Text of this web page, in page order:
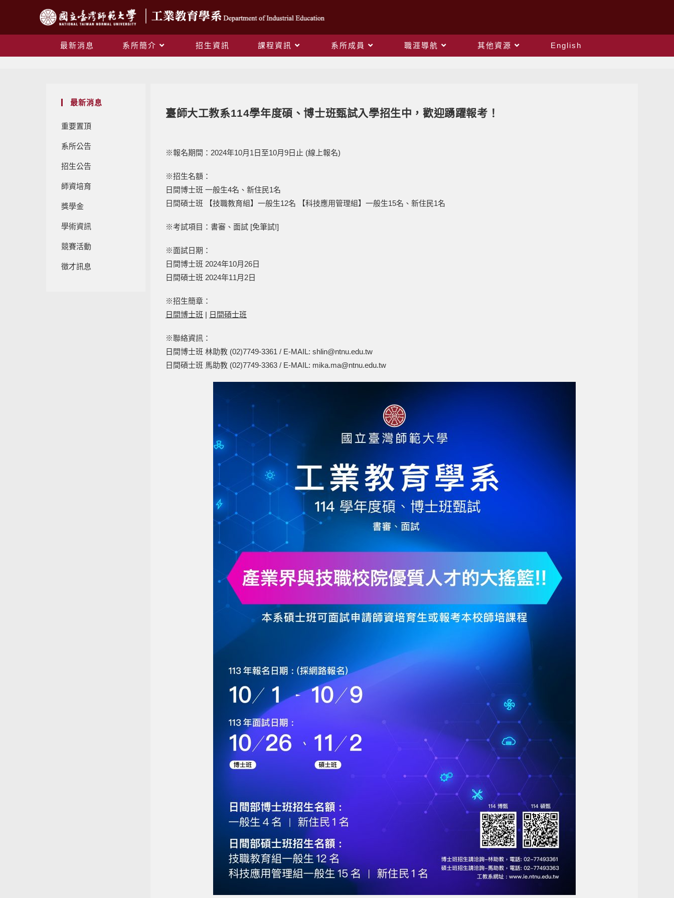
最新消息 系所簡介 招生資訊 課程資訊 系所成員 職涯導航 其他資源
English
最新消息
重要置頂
系所公告
招生公告
師資培育
獎學金
學術資訊
競賽活動
徵才訊息
臺師大工教系114學年度碩、博士班甄試入學招生中，歡迎踴躍報考！
※報名期間：2024年10月1日至10月9日止 (線上報名)
※招生名額：
日間博士班 一般生4名、新住民1名
日間碩士班 【技職教育組】一般生12名 【科技應用管理組】一般生15名、新住民1名
※考試項目：書審、面試 [免筆試!]
※面試日期：
日間博士班 2024年10月26日
日間碩士班 2024年11月2日
※招生簡章：
日間博士班 | 日間碩士班
※聯絡資訊：
日間博士班 林助教 (02)7749-3361 / E-MAIL: shlin@ntnu.edu.tw
日間碩士班 馬助教 (02)7749-3363 / E-MAIL: mika.ma@ntnu.edu.tw